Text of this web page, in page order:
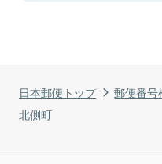
日本郵便トップ 郵便番号
北側町